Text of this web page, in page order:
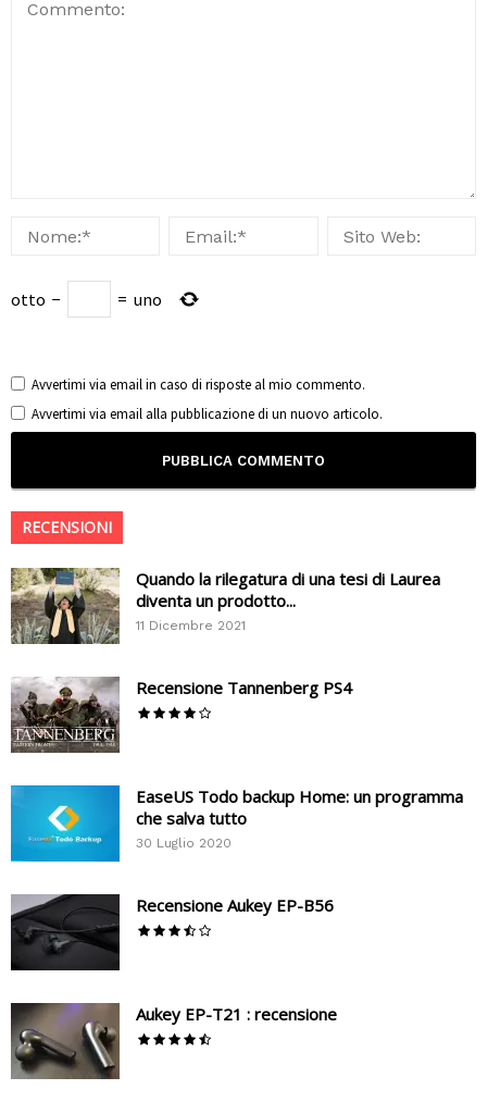
otto − = uno
Avvertimi via email in caso di risposte al mio commento.
Avvertimi via email alla pubblicazione di un nuovo articolo.
RECENSIONI
Quando la rilegatura di una tesi di Laurea
diventa un prodotto...
11 Dicembre 2021
Recensione Tannenberg PS4
EaseUS Todo backup Home: un programma
che salva tutto
30 Luglio 2020
Recensione Aukey EP-B56
Aukey EP-T21 : recensione